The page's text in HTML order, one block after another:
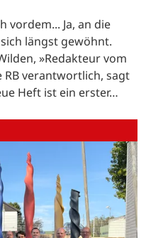
vordem... Ja, an die
längst gewöhnt.
»Redakteur vom
RB verantwortlich, sagt
Heft ist ein erster…